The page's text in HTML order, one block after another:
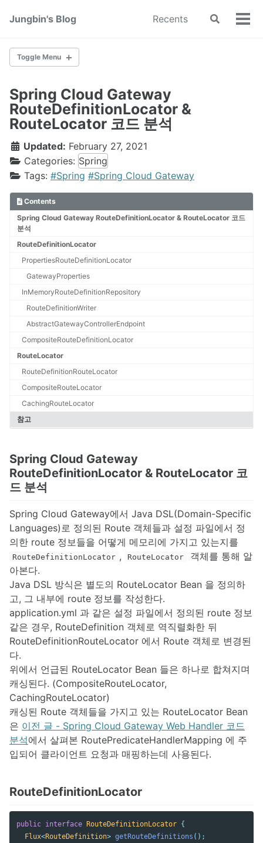
navigation
Jungbin's Blog Recents
Toggle
Toggle Menu
Spring
Play Framework
Linux
Web
iOS
Java
Nginx
Service
Blog Dev
Spring Cloud Gateway
RouteDefinitionLocator &
RouteLocator 코드 분석
Updated: February 27, 2021
Categories: Spring
Tags: #Spring #Spring Cloud Gateway
Contents
Spring Cloud Gateway RouteDefinitionLocator & RouteLocator 코드
분석
RouteDefinitionLocator
PropertiesRouteDefinitionLocator
GatewayProperties
InMemoryRouteDefinitionRepository
RouteDefinitionWriter
AbstractGatewayControllerEndpoint
CompositeRouteDefinitionLocator
RouteLocator
RouteDefinitionRouteLocator
CompositeRouteLocator
CachingRouteLocator
참고
Spring Cloud Gateway
RouteDefinitionLocator & RouteLocator 코
드 분석
Spring Cloud Gateway에서 Java DSL(Domain-Specific
Languages)로 정의된 Route 객체들과 설정 파일에서 정
의한 route 정보들을 어떻게 메모리에 가지고 있는지를
RouteDefinitionLocator , RouteLocator
객체를 통해 알
아본다.
Java DSL 방식은 별도의 RouteLocator Bean 을 정의하
고, 그 내부에 route 정보를 작성한다.
application.yml 과 같은 설정 파일에서 정의된 route 정보
같은 경우, RouteDefinition 객체로 역직렬화한 뒤
RouteDefinitionRouteLocator 에서 Route 객체로 변경된
다.
위에서 언급된 RouteLocator Bean 들은 하나로 합쳐지며
캐싱된다. (CompositeRouteLocator,
CachingRouteLocator)
캐싱된 Route 객체들을 가지고 있는 RouteLocator Bean
은 이전 글 - Spring Cloud Gateway Web Handler 코드
분석에서 살펴본 RoutePredicateHandlerMapping 에 주
입되어 클라이언트 요청과 매핑하는데 사용된다.
RouteDefinitionLocator
public interface RouteDefinitionLocator {
Flux<RouteDefinition> getRouteDefinitions ();